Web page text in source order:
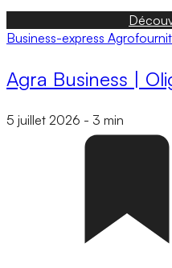
Business-express
Agra Business |
5 juillet 2026 - 3 min